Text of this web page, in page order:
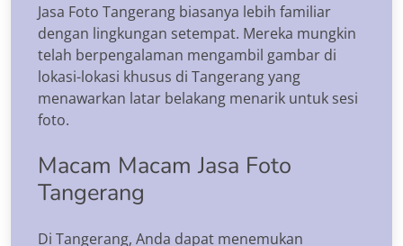
Jasa Foto Tangerang biasanya lebih familiar
dengan lingkungan setempat. Mereka mungkin
telah berpengalaman mengambil gambar di
lokasi-lokasi khusus di Tangerang yang
menawarkan latar belakang menarik untuk sesi
foto.
Macam Macam Jasa Foto
Tangerang
Di Tangerang, Anda dapat menemukan